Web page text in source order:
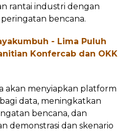
rantai industri dengan
bencana.
- Lima Puluh
Konfercab dan OKK
akan menyiapkan platform
data, meningkatkan
bencana, dan
demonstrasi dan skenario